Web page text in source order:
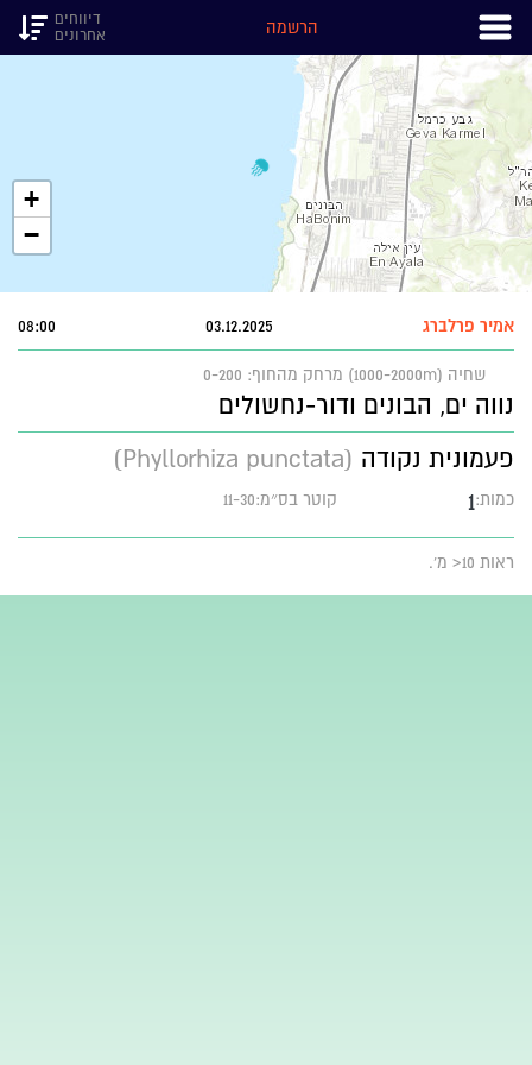
הרשמה
דיווחים
אחרונים
+
−
אמיר פרלברג 03.12.2025
08:00
שחיה (1000-2000m) מרחק מהחוף: 0-200
נווה ים, הבונים ודור-נחשולים
פעמונית נקודה (Phyllorhiza punctata)
כמות:1 קוטר בס״מ:11-30
ראות 10< מ'.